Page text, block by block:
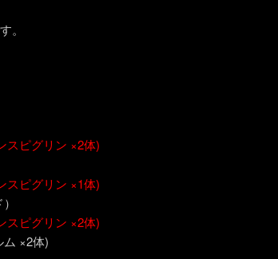
。
スピグリン ×2体)
スピグリン ×1体)
スピグリン ×2体)
ム ×2体)